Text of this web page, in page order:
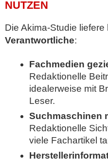
NUTZEN
Die Akima-Studie liefere
Verantwortliche:
Fachmedien
Redaktionelle
idealerweise mit
Leser.
Suchmaschinen
Redaktionelle
viele Fachartikel